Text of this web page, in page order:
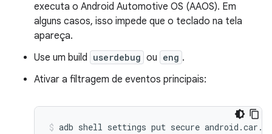
executa o Android Automotive OS (AAOS). Em
alguns casos, isso impede que o teclado na tela
apareça.
Use um build userdebug ou eng .
Ativar a filtragem de eventos principais: